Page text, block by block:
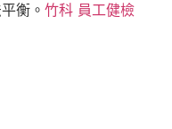
衡。 竹科 員工健檢